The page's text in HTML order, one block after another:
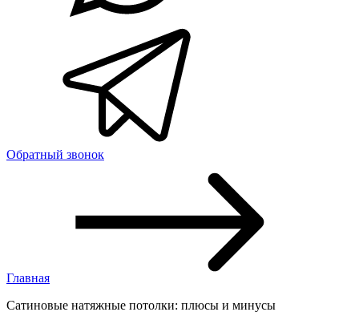
Обратный звонок
Главная
Сатиновые натяжные потолки: плюсы и минусы